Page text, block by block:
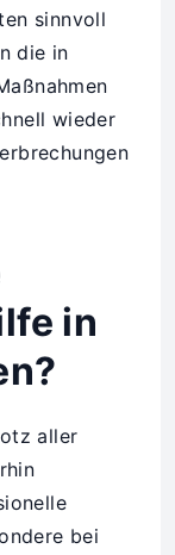
sinnvoll
die in
wieder
in
aller
bei